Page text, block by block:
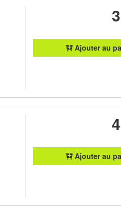
Ajouter au
Ajouter au